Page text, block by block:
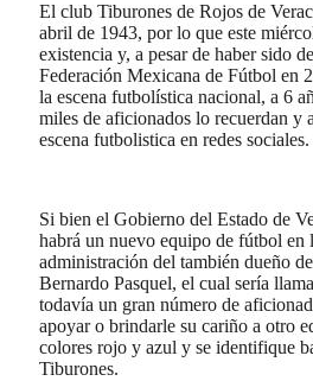
El club Tiburones de Rojos de
abril de 1943, por lo que este
existencia y, a pesar de haber sido
Federación Mexicana de Fútbol en
la escena futbolística nacional, a 6
miles de aficionados lo recuerdan y
escena futbolistica en redes sociales.
Si bien el Gobierno del Estado de
habrá un nuevo equipo de fútbol en
administración del también dueño
Bernardo Pasquel, el cual sería
todavía un gran número de
apoyar o brindarle su cariño a otro
colores rojo y azul y se identifique
Tiburones.